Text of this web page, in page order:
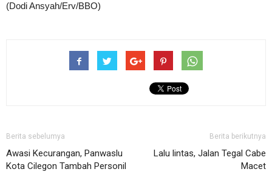
(Dodi Ansyah/Erv/BBO)
Berita sebelumya
Awasi Kecurangan, Panwaslu
Kota Cilegon Tambah Personil
Berita berikutnya
Lalu lintas, Jalan Tegal Cabe
Macet